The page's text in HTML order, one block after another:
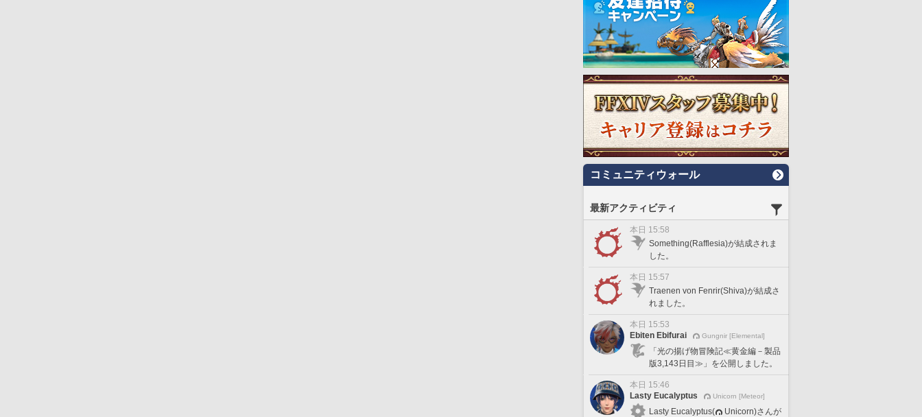
コミュニティウォール
最新アクティビティ
本日 15:58
Something(Rafflesia)が結成されま
した。
本日 15:57
Traenen von Fenrir(Shiva)が結成さ
れました。
本日 15:53
Ebiten Ebifurai
Gungnir [Elemental]
「光の揚げ物冒険記≪黄金編－製品
版3,143日目≫」を公開しました。
本日 15:46
Lasty Eucalyptus
Unicorn [Meteor]
Lasty Eucalyptus(
Unicorn)さんが